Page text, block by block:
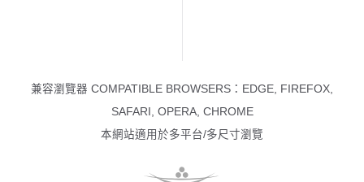
兼容瀏覽器 COMPATIBLE BROWSERS：EDGE, FIREFOX,
SAFARI, OPERA, CHROME
本網站適用於多平台/多尺寸瀏覽